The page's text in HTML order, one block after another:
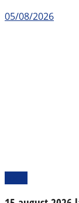
05/08/2026